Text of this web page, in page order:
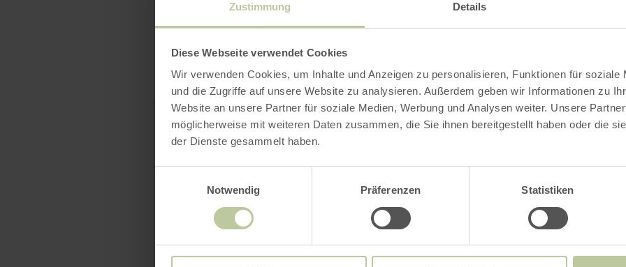
Zustimmung Details
Diese Webseite verwendet Cookies
Wir verwenden Cookies, um Inhalte und Anzeigen zu personalisieren, Funktionen für soziale
und die Zugriffe auf unsere Website zu analysieren. Außerdem geben wir Informationen zu
Website an unsere Partner für soziale Medien, Werbung und Analysen weiter. Unsere
möglicherweise mit weiteren Daten zusammen, die Sie ihnen bereitgestellt haben oder die
der Dienste gesammelt haben.
Notwendig
Präferenzen Statistiken
Contact